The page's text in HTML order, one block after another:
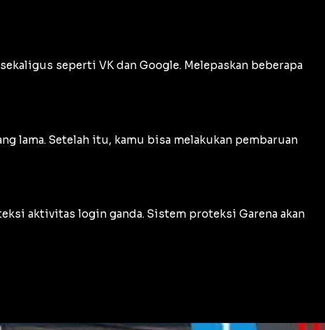
seperti VK dan Google. Melepaskan beberapa
lama. Setelah itu, kamu bisa melakukan pembaruan
aktivitas login ganda. Sistem proteksi Garena akan